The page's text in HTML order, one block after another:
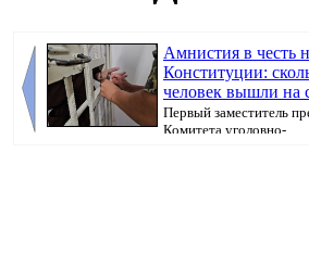
Амнистия в честь
Конституции:
человек вышли на
Первый заместитель
Комитета уголовно-